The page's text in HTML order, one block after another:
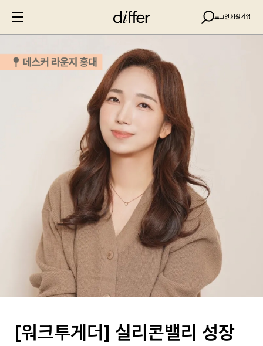
로그인회원가입
[워크투게더] 실리콘밸리 성장